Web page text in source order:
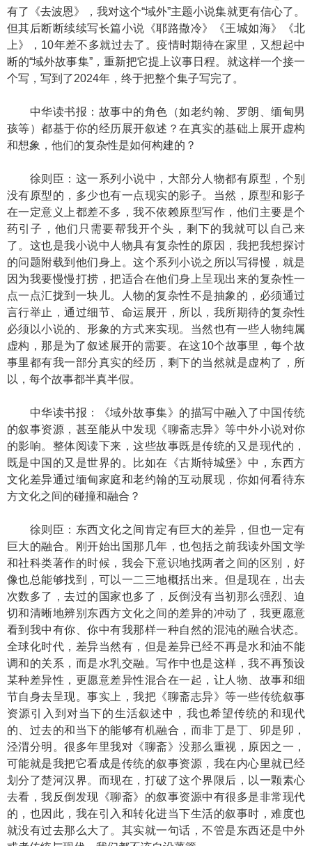
有了《去波恩》，我对这个“域外”主题小说集就更有信心了。
但其后断断续续写长篇小说《耶路撒冷》《王城如海》《北
上》，10年差不多就过去了。疫情时期待在家里，又想起中
断的“域外故事集”，重新把它提上议事日程。就这样一个接一
个写，写到了2024年，终于把整个集子写完了。
中华读书报：故事中的角色（如老约翰、罗朗、缅甸男
孩等）都基于你的经历展开叙述？在真实的基础上展开虚构
和想象，他们的复杂性是如何构建的？
徐则臣：这一系列小说中，大部分人物都有原型，个别
没有原型的，多少也有一点现实的影子。当然，原型和影子
在一定意义上都差不多，我不依赖原型写作，他们主要是个
药引子，他们只需要帮我开个头，剩下的我就可以自己来
了。这也是我小说中人物具有复杂性的原因，我把我想探讨
的问题附载到他们身上。这个系列小说之所以写得慢，就是
因为我要慢慢打捞，把适合在他们身上呈现出来的复杂性一
点一点汇拢到一块儿。人物的复杂性不是抽象的，必须通过
言行举止，通过细节、命运展开，所以，我所期待的复杂性
必须以小说的、形象的方式来实现。当然也有一些人物纯属
虚构，那是为了叙述展开的需要。在这10个故事里，每个故
事里都有我一部分真实的经历，剩下的当然就是虚构了，所
以，每个故事都半真半假。
中华读书报：《域外故事集》的描写中融入了中国传统
的叙事资源，甚至能从中发现《聊斋志异》等中外小说对你
的影响。整体阅读下来，这些故事既是传统的又是现代的，
既是中国的又是世界的。比如在《古斯特城堡》中，东西方
文化差异通过缅甸家庭和老约翰的互动展现，你如何看待东
方文化之间的碰撞和融合？
徐则臣：东西文化之间肯定有巨大的差异，但也一定有
巨大的融合。刚开始出国那几年，也包括之前我读外国文学
和社科类著作的时候，我会下意识地找两者之间的区别，好
像也总能够找到，可以一二三地概括出来。但是现在，出去
次数多了，去过的国家也多了，反倒没有当初那么强烈、迫
切和清晰地辨别东西方文化之间的差异的冲动了，我更愿意
看到我中有你、你中有我那样一种自然的混沌的融合状态。
全球化时代，差异当然有，但是差异已经不再是水和油不能
调和的关系，而是水乳交融。写作中也是这样，我不再预设
某种差异性，更愿意差异性混合在一起，让人物、故事和细
节自身去呈现。事实上，我把《聊斋志异》等一些传统叙事
资源引入到对当下的生活叙述中，我也希望传统的和现代
的、过去的和当下的能够有机融合，而非丁是丁、卯是卯，
泾渭分明。很多年里我对《聊斋》没那么重视，原因之一，
可能就是我把它看成是传统的叙事资源，我在内心里就已经
划分了楚河汉界。而现在，打破了这个界限后，以一颗素心
去看，我反倒发现《聊斋》的叙事资源中有很多是非常现代
的，也因此，我在引入和转化进当下生活的叙事时，难度也
就没有过去那么大了。其实就一句话，不管是东西还是中外